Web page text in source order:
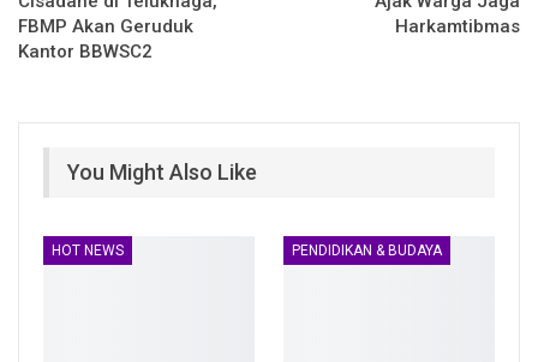
FBMP Akan Geruduk
Kantor BBWSC2
Harkamtibmas
You Might Also Like
HOT NEWS PENDIDIKAN & BUDAYA